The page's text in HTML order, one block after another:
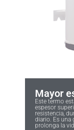
Mayor
Este termo
espesor
resistencia,
diario. Es una
prolonga la